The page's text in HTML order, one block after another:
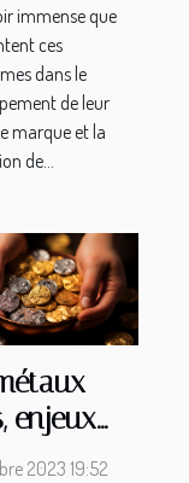
immense que
ces
dans le
de leur
marque et la
de...
enjeux
2023 19:52